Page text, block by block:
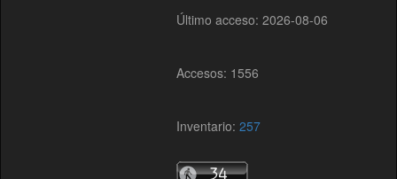
Último acceso: 2026-08-06
Accesos: 1556
Inventario:257